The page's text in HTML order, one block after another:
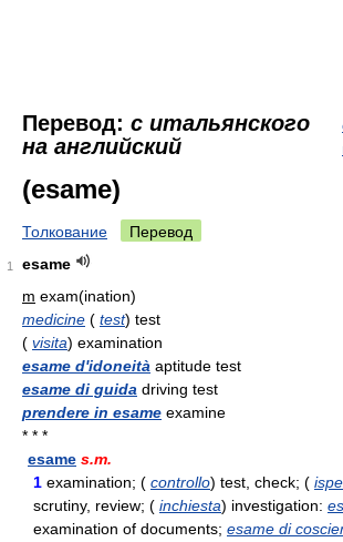
Перевод: с итальянского
на английский
(esame)
Толкование Перевод
1
esame
m exam(ination)
medicine ( test) test
( visita) examination
esame d'idoneità aptitude test
esame di guida driving test
prendere in esame examine
* * *
esame s.m.
1 examination; ( controllo) test, check; (
scrutiny, review; ( inchiesta) investigation:
examination of documents; esame di